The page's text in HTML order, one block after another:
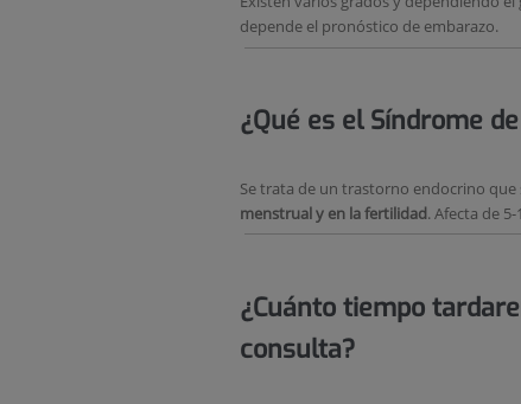
depende el pronóstico de embarazo.
¿Qué es el Síndrome
Se trata de un trastorno endocrino
menstrual y en la fertilidad. Afecta de
¿Cuánto tiempo
consulta?